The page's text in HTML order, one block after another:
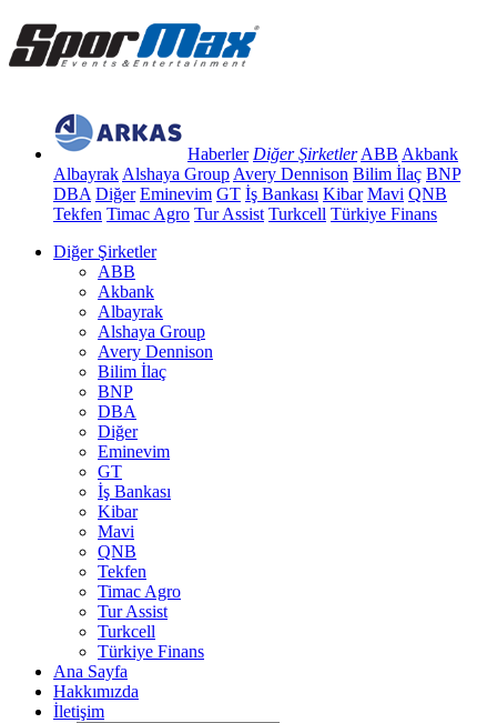
Haberler Diğer Şirketler ABB Akbank
Albayrak Alshaya Group Avery Dennison Bilim İlaç BNP
DBA Diğer Eminevim GT İş Bankası Kibar Mavi QNB
Tekfen Timac Agro Tur Assist Turkcell Türkiye Finans
Diğer Şirketler
ABB
Akbank
Albayrak
Alshaya Group
Avery Dennison
Bilim İlaç
BNP
DBA
Diğer
Eminevim
GT
İş Bankası
Kibar
Mavi
QNB
Tekfen
Timac Agro
Tur Assist
Turkcell
Türkiye Finans
Ana Sayfa
Hakkımızda
İletişim